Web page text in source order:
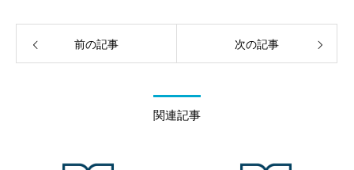
前の記事 次の記事
関連記事